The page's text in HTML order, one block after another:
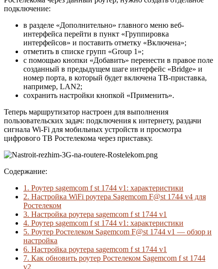
подключение:
в разделе «Дополнительно» главного меню веб-
интерфейса перейти в пункт «Группировка
интерфейсов» и поставить отметку «Включена»;
отметить в списке групп «Group 1»;
с помощью кнопки «Добавить» перенести в правое поле
созданный в предыдущем шаге интерфейс «Bridge» и
номер порта, в который будет включена ТВ-приставка,
например, LAN2;
сохранить настройки кнопкой «Применить».
Теперь маршрутизатор настроен для выполнения
пользовательских задач: подключения к интернету, раздачи
сигнала Wi-Fi для мобильных устройств и просмотра
цифрового ТВ Ростелекома через приставку.
Содержание:
1. Роутер sagemcom f st 1744 v1: характеристики
2. Настройка WiFi роутера Sagemcom F@st 1744 v4 для
Ростелеком
3. Настройка роутера sagemcom f st 1744 v1
4. Роутер sagemcom f st 1744 v1: характеристики
5. Роутер Ростелеком Sagemcom F@st 1744 v1 — обзор и
настройка
6. Настройка роутера sagemcom f st 1744 v1
7. Как обновить роутер Ростелеком Sagemcom f st 1744
v2